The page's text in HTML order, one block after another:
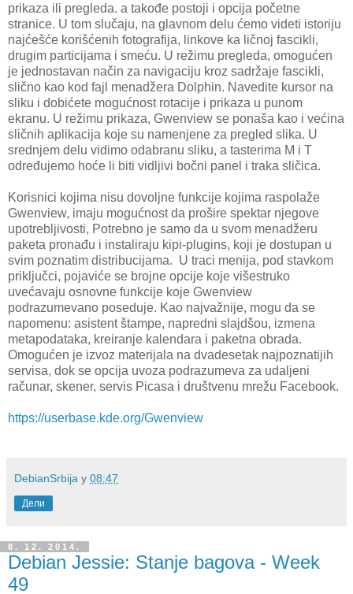
prikaza ili pregleda. a takođe postoji i opcija početne
stranice. U tom slučaju, na glavnom delu ćemo videti istoriju
najćešće korišćenih fotografija, linkove ka ličnoj fascikli,
drugim particijama i smeću. U režimu pregleda, omogućen
je jednostavan način za navigaciju kroz sadržaje fascikli,
slično kao kod fajl menadžera Dolphin. Navedite kursor na
sliku i dobićete mogućnost rotacije i prikaza u punom
ekranu. U režimu prikaza, Gwenview se ponaša kao i većina
sličnih aplikacija koje su namenjene za pregled slika. U
srednjem delu vidimo odabranu sliku, a tasterima M i T
određujemo hoće li biti vidljivi bočni panel i traka sličica.
Korisnici kojima nisu dovoljne funkcije kojima raspolaže
Gwenview, imaju mogućnost da prošire spektar njegove
upotrebljivosti, Potrebno je samo da u svom menadžeru
paketa pronađu i instaliraju kipi-plugins, koji je dostupan u
svim poznatim distribucijama. U traci menija, pod stavkom
priključci, pojaviće se brojne opcije koje višestruko
uvećavaju osnovne funkcije koje Gwenview
podrazumevano poseduje. Kao najvažnije, mogu da se
napomenu: asistent štampe, napredni slajdšou, izmena
metapodataka, kreiranje kalendara i paketna obrada.
Omogućen je izvoz materijala na dvadesetak najpoznatijih
servisa, dok se opcija uvoza podrazumeva za udaljeni
računar, skener, servis Picasa i društvenu mrežu Facebook.
https://userbase.kde.org/Gwenview
DebianSrbija у 08:47
Дели
8. 12. 2014.
Debian Jessie: Stanje bagova - Week
49